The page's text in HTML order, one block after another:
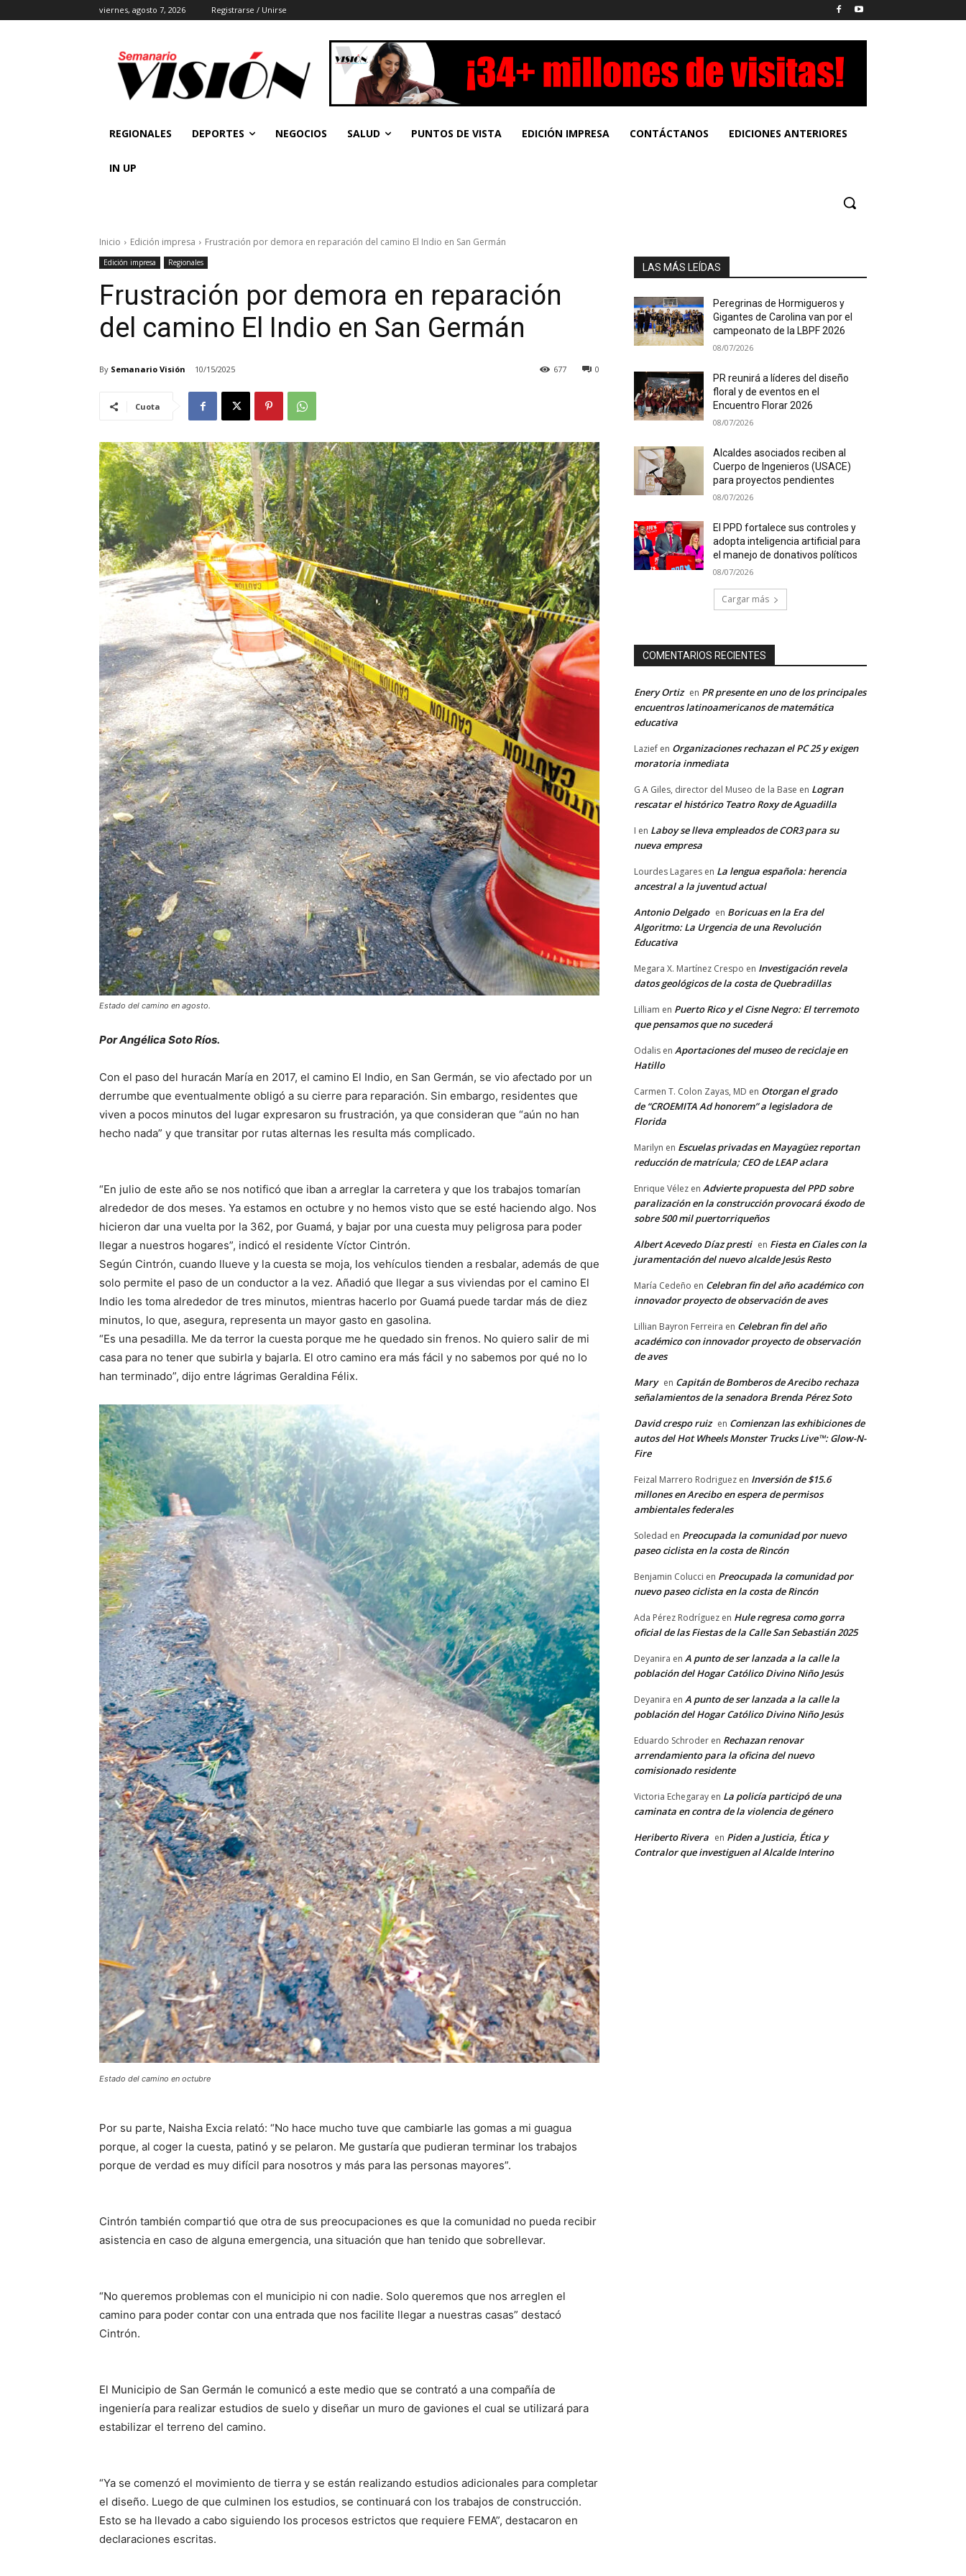
viernes, agosto 7, 2026 Registrarse / Unirse
REGIONALES DEPORTES NEGOCIOS SALUD PUNTOS DE VISTA EDICIÓN IMPRESA CONTÁCTANOS EDICIONES ANTERIORES
IN UP
Inicio Edición impresa Frustración por demora en reparación del camino El Indio en San Germán
Edición impresa Regionales
Frustración por demora en reparación
del camino El Indio en San Germán
By Semanario Visión 10/15/2025 0
677
Cuota
Estado del camino en agosto.
Por Angélica Soto Ríos.
Con el paso del huracán María en 2017, el camino El Indio, en San Germán, se vio afectado por un
derrumbe que eventualmente obligó a su cierre para reparación. Sin embargo, residentes que
viven a pocos minutos del lugar expresaron su frustración, ya que consideran que “aún no han
hecho nada” y que transitar por rutas alternas les resulta más complicado.
“En julio de este año se nos notificó que iban a arreglar la carretera y que los trabajos tomarían
alrededor de dos meses. Ya estamos en octubre y no hemos visto que se esté haciendo algo. Nos
hicieron dar una vuelta por la 362, por Guamá, y bajar por una cuesta muy peligrosa para poder
llegar a nuestros hogares”, indicó el residente Víctor Cintrón.
Según Cintrón, cuando llueve y la cuesta se moja, los vehículos tienden a resbalar, además de que
solo permite el paso de un conductor a la vez. Añadió que llegar a sus viviendas por el camino El
Indio les toma alrededor de tres minutos, mientras hacerlo por Guamá puede tardar más de diez
minutos, lo que, asegura, representa un mayor gasto en gasolina.
“Es una pesadilla. Me da terror la cuesta porque me he quedado sin frenos. No quiero salir de mi
casa para no tener que subirla y bajarla. El otro camino era más fácil y no sabemos por qué no lo
han terminado”, dijo entre lágrimas Geraldina Félix.
Estado del camino en octubre
Por su parte, Naisha Excia relató: “No hace mucho tuve que cambiarle las gomas a mi guagua
porque, al coger la cuesta, patinó y se pelaron. Me gustaría que pudieran terminar los trabajos
porque de verdad es muy difícil para nosotros y más para las personas mayores”.
Cintrón también compartió que otra de sus preocupaciones es que la comunidad no pueda recibir
asistencia en caso de alguna emergencia, una situación que han tenido que sobrellevar.
“No queremos problemas con el municipio ni con nadie. Solo queremos que nos arreglen el
camino para poder contar con una entrada que nos facilite llegar a nuestras casas” destacó
Cintrón.
El Municipio de San Germán le comunicó a este medio que se contrató a una compañía de
ingeniería para realizar estudios de suelo y diseñar un muro de gaviones el cual se utilizará para
estabilizar el terreno del camino.
“Ya se comenzó el movimiento de tierra y se están realizando estudios adicionales para completar
el diseño. Luego de que culminen los estudios, se continuará con los trabajos de construcción.
Esto se ha llevado a cabo siguiendo los procesos estrictos que requiere FEMA”, destacaron en
declaraciones escritas.
LAS MÁS LEÍDAS
Peregrinas de Hormigueros y
Gigantes de Carolina van por el
campeonato de la LBPF 2026
08/07/2026
PR reunirá a líderes del diseño
floral y de eventos en el
Encuentro Florar 2026
08/07/2026
Alcaldes asociados reciben al
Cuerpo de Ingenieros (USACE)
para proyectos pendientes
08/07/2026
El PPD fortalece sus controles y
adopta inteligencia artificial para
el manejo de donativos políticos
08/07/2026
Cargar más
COMENTARIOS RECIENTES
Enery Ortiz en PR presente en uno de los principales
encuentros latinoamericanos de matemática
educativa
Lazief en Organizaciones rechazan el PC 25 y exigen
moratoria inmediata
G A Giles, director del Museo de la Base en Logran
rescatar el histórico Teatro Roxy de Aguadilla
I en Laboy se lleva empleados de COR3 para su
nueva empresa
Lourdes Lagares en La lengua española: herencia
ancestral a la juventud actual
Antonio Delgado en Boricuas en la Era del
Algoritmo: La Urgencia de una Revolución
Educativa
Megara X. Martínez Crespo en Investigación revela
datos geológicos de la costa de Quebradillas
Lilliam en Puerto Rico y el Cisne Negro: El terremoto
que pensamos que no sucederá
Odalis en Aportaciones del museo de reciclaje en
Hatillo
Carmen T. Colon Zayas, MD en Otorgan el grado
de “CROEMITA Ad honorem” a legisladora de
Florida
Marilyn en Escuelas privadas en Mayagüez reportan
reducción de matrícula; CEO de LEAP aclara
Enrique Vélez en Advierte propuesta del PPD sobre
paralización en la construcción provocará éxodo de
sobre 500 mil puertorriqueños
Albert Acevedo Díaz presti en Fiesta en Ciales con la
juramentación del nuevo alcalde Jesús Resto
María Cedeño en Celebran fin del año académico con
innovador proyecto de observación de aves
Lillian Bayron Ferreira en Celebran fin del año
académico con innovador proyecto de observación
de aves
Mary en Capitán de Bomberos de Arecibo rechaza
señalamientos de la senadora Brenda Pérez Soto
David crespo ruiz en Comienzan las exhibiciones de
autos del Hot Wheels Monster Trucks Live™: Glow-N-
Fire
Feizal Marrero Rodriguez en Inversión de $15.6
millones en Arecibo en espera de permisos
ambientales federales
Soledad en Preocupada la comunidad por nuevo
paseo ciclista en la costa de Rincón
Benjamin Colucci en Preocupada la comunidad por
nuevo paseo ciclista en la costa de Rincón
Ada Pérez Rodríguez en Hule regresa como gorra
oficial de las Fiestas de la Calle San Sebastián 2025
Deyanira en A punto de ser lanzada a la calle la
población del Hogar Católico Divino Niño Jesús
Deyanira en A punto de ser lanzada a la calle la
población del Hogar Católico Divino Niño Jesús
Eduardo Schroder en Rechazan renovar
arrendamiento para la oficina del nuevo
comisionado residente
Victoria Echegaray en La policía participó de una
caminata en contra de la violencia de género
Heriberto Rivera en Piden a Justicia, Ética y
Contralor que investiguen al Alcalde Interino